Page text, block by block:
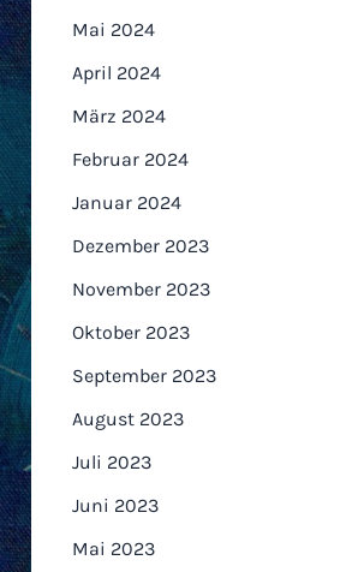
Mai 2024
April 2024
März 2024
Februar 2024
Januar 2024
Dezember 2023
November 2023
Oktober 2023
September 2023
August 2023
Juli 2023
Juni 2023
Mai 2023